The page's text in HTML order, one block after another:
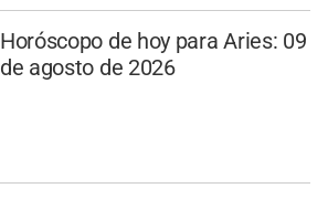
Horóscopo de hoy para Aries: 09
de agosto de 2026